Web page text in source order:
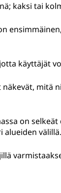
kaksi tai
käyttäjät
mitä
on
alueiden välillä.